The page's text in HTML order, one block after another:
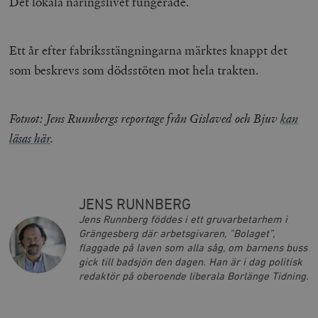
Ett år efter fabriksstängningarna märktes knappt det
som beskrevs som dödsstöten mot hela trakten.
Fotnot: Jens Runnbergs reportage från Gislaved och Bjuvkan
läsas här.
JENS RUNNBERG
Jens Runnberg föddes i ett gruvarbetarhem i
Grängesberg där arbetsgivaren, ”Bolaget”,
flaggade på laven som alla såg, om barnens buss
gick till badsjön den dagen. Han är i dag politisk
redaktör på oberoende liberala Borlänge Tidning.
_hjFirstSeen
Hotjar Ltd
wp_woocommerce_session_[abcdef0123456789]
timbro.se